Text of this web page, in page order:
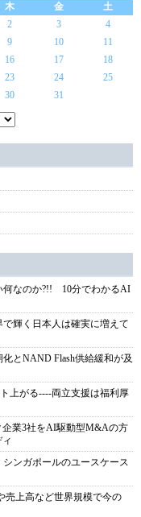
木 金
土
2 3
4
9 10
11
16 17
18
23 24
25
30 31
何なのか?!! 10分でわかるAI
輝く日本人は確実に増えて
とNAND Flash供給緩和が及
上がる----両立支援は福利厚
業3社をAI駆動型M&Aの方
ンガポールのユースケース
売上高など世界規模で今の